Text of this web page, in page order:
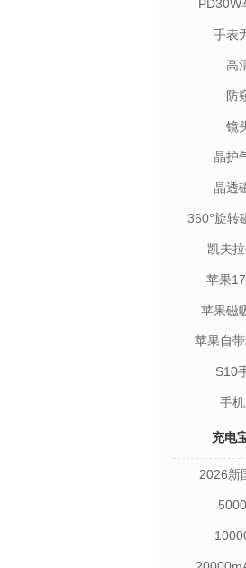
PD30W
手表
高
防
镜
晶护
晶透
360°旋转
凯夫
苹果
苹果磁
苹果自
S10
手
充电
2026新